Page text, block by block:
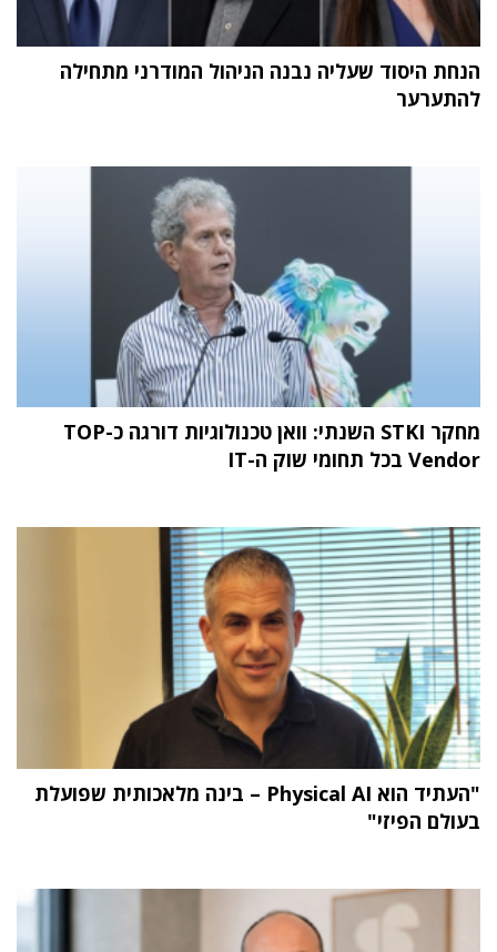
הנחת היסוד שעליה נבנה הניהול המודרני מתחילה
להתערער
מחקר STKI השנתי: וואן טכנולוגיות דורגה כ-TOP
Vendor בכל תחומי שוק ה-IT
"העתיד הוא Physical AI – בינה מלאכותית שפועלת
בעולם הפיזי"